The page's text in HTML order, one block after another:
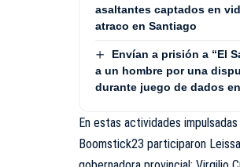
asaltantes captados en
atraco en Santiago
Envían a prisión a “El
a un hombre por una
durante juego de dados
En estas actividades
Boomstick23 participaron